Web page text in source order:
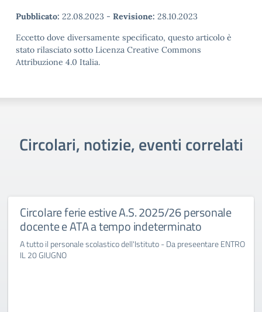
Pubblicato: 22.08.2023 - Revisione: 28.10.2023
Eccetto dove diversamente specificato, questo articolo è
stato rilasciato sotto Licenza Creative Commons
Attribuzione 4.0 Italia.
Circolari, notizie, eventi correlati
Circolare ferie estive A.S. 2025/26 personale
docente e ATA a tempo indeterminato
A tutto il personale scolastico dell'Istituto - Da preseentare ENTRO
IL 20 GIUGNO